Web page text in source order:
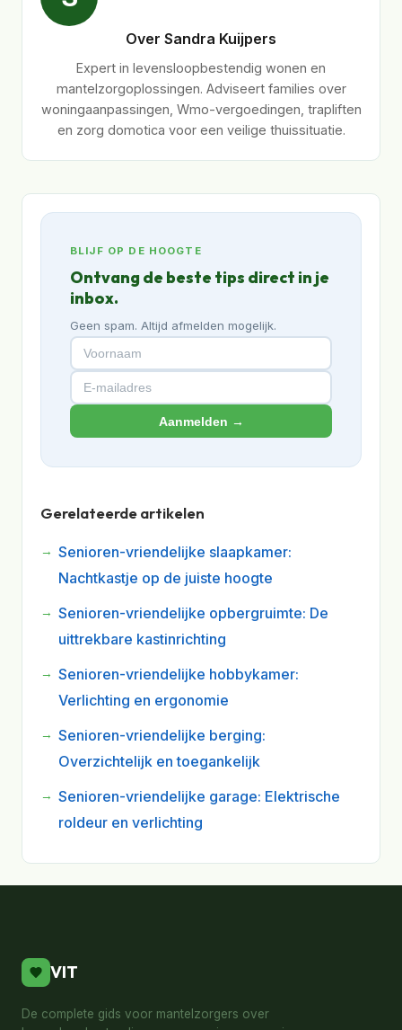
Over Sandra Kuijpers
Expert in levensloopbestendig wonen en
mantelzorgoplossingen. Adviseert families over
woningaanpassingen, Wmo-vergoedingen, trapliften
en zorg domotica voor een veilige thuissituatie.
BLIJF OP DE HOOGTE
Ontvang de beste tips direct in je
inbox.
Geen spam. Altijd afmelden mogelijk.
Aanmelden →
Gerelateerde artikelen
Senioren-vriendelijke slaapkamer:
Nachtkastje op de juiste hoogte
Senioren-vriendelijke opbergruimte: De
uittrekbare kastinrichting
Senioren-vriendelijke hobbykamer:
Verlichting en ergonomie
Senioren-vriendelijke berging:
Overzichtelijk en toegankelijk
Senioren-vriendelijke garage: Elektrische
roldeur en verlichting
VIT
De complete gids voor mantelzorgers over